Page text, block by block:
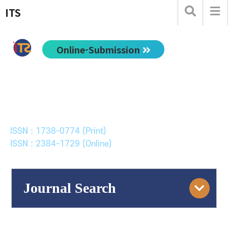
ITS
Online-Submission
ISSN : 1738-0774 (Print)
ISSN : 2384-1729 (Online)
Journal Search